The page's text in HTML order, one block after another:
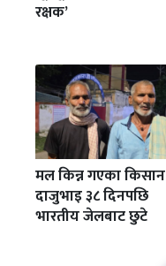
रक्षक’
मल किन्न गएका किसान
दाजुभाइ ३८ दिनपछि
भारतीय जेलबाट छुटे